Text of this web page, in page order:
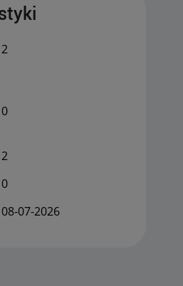
2
0
2
0
‎08-07-2026